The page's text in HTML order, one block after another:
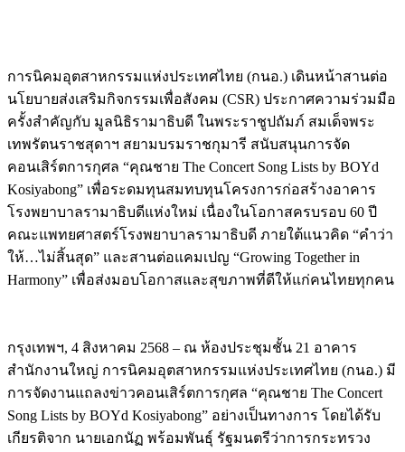
การนิคมอุตสาหกรรมแห่งประเทศไทย (กนอ.) เดินหน้าสานต่อ
นโยบายส่งเสริมกิจกรรมเพื่อสังคม (CSR) ประกาศความร่วมมือ
ครั้งสำคัญกับ มูลนิธิรามาธิบดี ในพระราชูปถัมภ์ สมเด็จพระ
เทพรัตนราชสุดาฯ สยามบรมราชกุมารี สนับสนุนการจัด
คอนเสิร์ตการกุศล “คุณชาย The Concert Song Lists by BOYd
Kosiyabong” เพื่อระดมทุนสมทบทุนโครงการก่อสร้างอาคาร
โรงพยาบาลรามาธิบดีแห่งใหม่ เนื่องในโอกาสครบรอบ 60 ปี
คณะแพทยศาสตร์โรงพยาบาลรามาธิบดี ภายใต้แนวคิด “คำว่า
ให้…ไม่สิ้นสุด” และสานต่อแคมเปญ “Growing Together in
Harmony” เพื่อส่งมอบโอกาสและสุขภาพที่ดีให้แก่คนไทยทุกคน
กรุงเทพฯ, 4 สิงหาคม 2568 – ณ ห้องประชุมชั้น 21 อาคาร
สำนักงานใหญ่ การนิคมอุตสาหกรรมแห่งประเทศไทย (กนอ.) มี
การจัดงานแถลงข่าวคอนเสิร์ตการกุศล “คุณชาย The Concert
Song Lists by BOYd Kosiyabong” อย่างเป็นทางการ โดยได้รับ
เกียรติจาก นายเอกนัฏ พร้อมพันธุ์ รัฐมนตรีว่าการกระทรวง